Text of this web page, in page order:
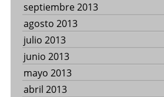
septiembre 2013
agosto 2013
julio 2013
junio 2013
mayo 2013
abril 2013